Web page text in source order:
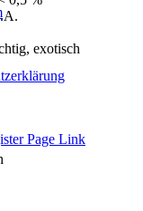
Page Link
exotisch